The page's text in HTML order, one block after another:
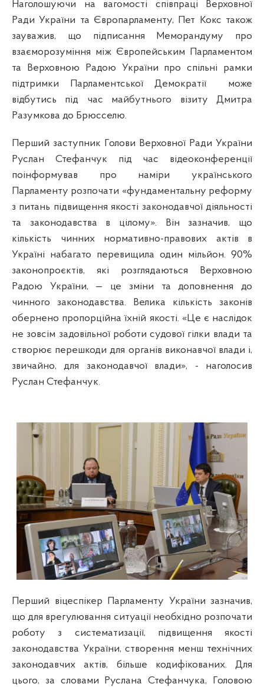
Наголошуючи на вагомості співпраці Верховної
Ради України та Європарламенту, Пет Кокс також
зауважив, що підписання Меморандуму про
взаєморозуміння між Європейським Парламентом
та Верховною Радою України про спільні рамки
підтримки Парламентської Демократії
може
відбутись під час майбутнього візиту Дмитра
Разумкова до Брюсселю.
Перший заступник Голови Верховної Ради України
Руслан Стефанчук під час відеоконференції
поінформував про наміри українського
Парламенту розпочати «фундаментальну реформу
з питань підвищення якості законодавчої діяльності
та законодавства в цілому». Він зазначив, що
кількість чинних нормативно-правових актів в
Україні набагато перевищила один мільйон. 90%
законопроєктів, які розглядаються Верховною
Радою України, — це зміни та доповнення до
чинного законодавства. Велика кількість законів
обернено пропорційна їхній якості. «Це є наслідок
не зовсім задовільної роботи судової гілки влади та
створює перешкоди для органів виконавчої влади і,
звичайно, для законодавчої влади», - наголосив
Руслан Стефанчук.
Перший віцеспікер Парламенту України зазначив,
що для врегулювання ситуації необхідно розпочати
роботу з систематизації, підвищення якості
законодавства України, створення менш технічних
законодавчих актів, більше кодифікованих. Для
цього, за словами Руслана Стефанчука, Головою